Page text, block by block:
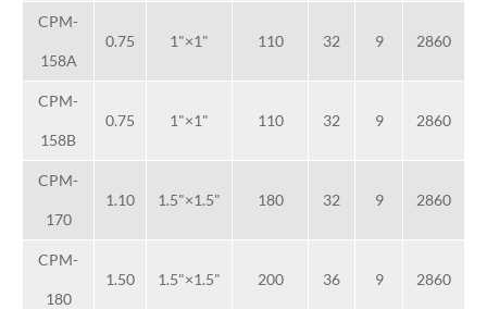
CPM-
158A
0.75 1"×1" 110 32 9 2860
CPM-
158B
0.75 1"×1" 110 32 9 2860
CPM-
170
1.10 1.5"×1.5" 180 32 9 2860
CPM-
180
1.50 1.5"×1.5" 200 36 9 2860